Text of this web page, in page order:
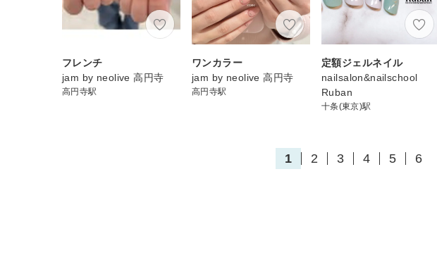
フレンチ
jam by neolive 高円寺
高円寺駅
ワンカラー
jam by neolive 高円寺
高円寺駅
定額ジェルネイル
nailsalon&nailschool
Ruban
十条(東京)駅
1 2 3 4 5 6